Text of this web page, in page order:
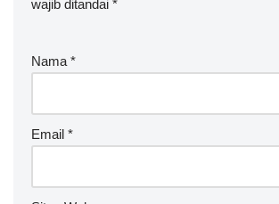
wajib ditandai *
Nama *
Email *